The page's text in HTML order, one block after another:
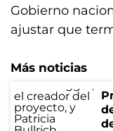
Gobierno
ajustar que
Más noticias